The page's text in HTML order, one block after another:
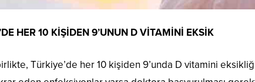
HER 10 KİŞİDEN 9’UNUN D VİTAMİNİ EKSİK
Türkiye’de her 10 kişiden 9’unda D vitamini